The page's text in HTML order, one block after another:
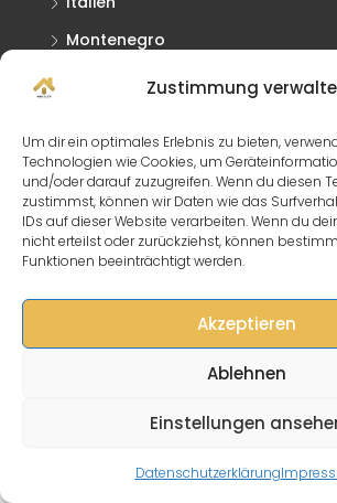
Zustimmung
Um dir ein optimales Erlebnis zu bieten,
Technologien wie Cookies, um
und/oder darauf zuzugreifen. Wenn du diesen
zustimmst, können wir Daten wie das
IDs auf dieser Website verarbeiten. Wenn du
nicht erteilst oder zurückziehst, können
Funktionen beeinträchtigt werden.
Akzeptieren
Ablehnen
Einstellungen
Datenschutzerklärung
Montenegro
Slowakei
Kontaktieren Sie Uns
Lagerhausstraße 15/2, 2431
info@immo-click.at
Muster